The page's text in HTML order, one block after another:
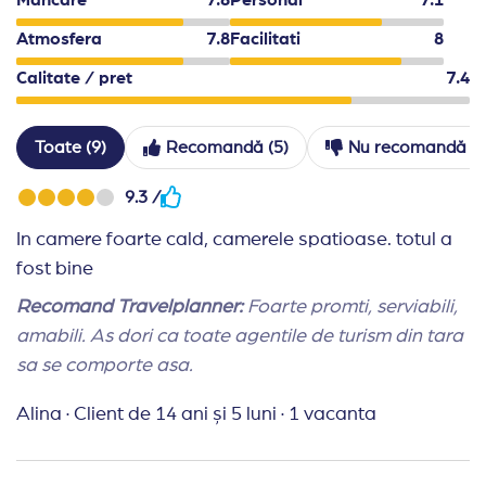
Sunt permise cainii cu greutatea de pana la 10 kg,
Solicitarile pentru check-in inainte de ora 15:00 si
Hotelul isi rezerva dreptul de a efectua modificari
In functie de conditiile meteo sau de capacitatea de
Atmosfera 7.8Facilitati 8
Calitate / pret 7.4
Toate (9) Recomandă (5) Nu recomandă
9.3 /
In camere foarte cald, camerele spatioase. totul a
fost bine
Recomand Travelplanner:Foarte promti, serviabili,
amabili. As dori ca toate agentile de turism din tara
sa se comporte asa.
Alina · Client de 14 ani și 5 luni · 1 vacanta